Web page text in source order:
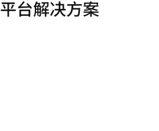
平台解决方案